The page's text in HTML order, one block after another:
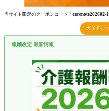
当サイト限定のクーポンコード「 carenote202602-
ガイドに
報酬改定 最新情報